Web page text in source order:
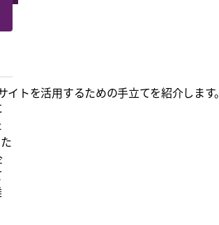
トを活用するための手立てを紹介します。